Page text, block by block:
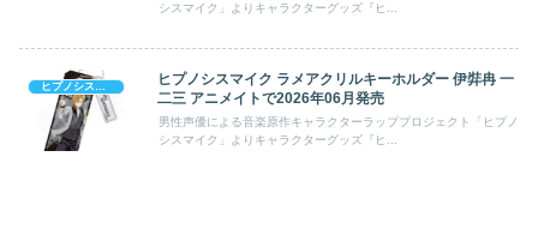
シスマイク」よりキャラクターグッズ『ヒ...
ヒプノシスマイク ラメアクリルキーホルダー 伊弉冉 一
二三 アニメイトで2026年06月発売
男性声優による音楽原作キャラクターラッププロジェクト「ヒプノ
シスマイク」よりキャラクターグッズ『ヒ...